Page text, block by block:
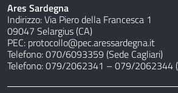
Ares Sardegna
Indirizzo: Via Piero della Francesca 1
09047 Selargius (CA)
PEC: protocollo@pec.aressardegna.it
Telefono: 070/6093359 (Sede Cagliari)
Telefono: 079/2062341 – 079/2062344